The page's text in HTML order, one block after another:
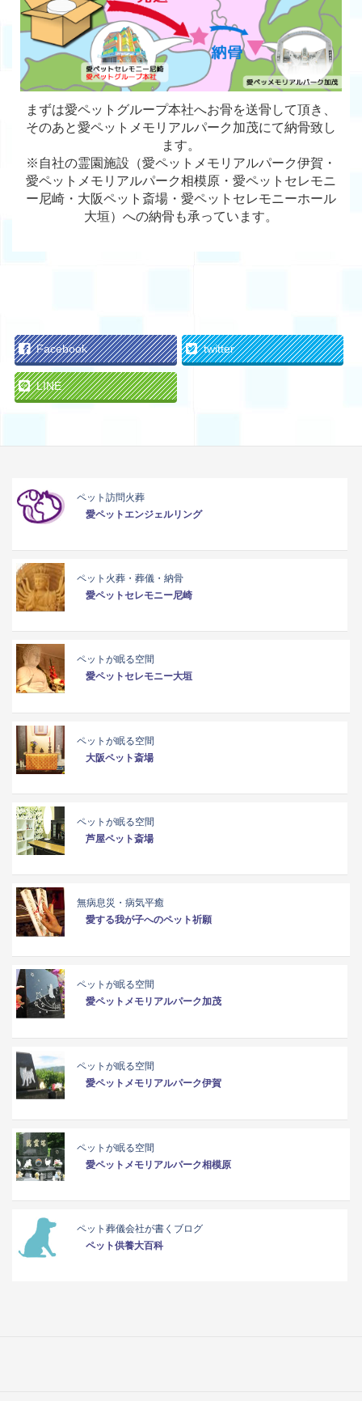
まずは愛ペットグループ本社へお骨を送骨して頂き、
そのあと愛ペットメモリアルパーク加茂にて納骨致し
ます。
※自社の霊園施設（愛ペットメモリアルパーク伊賀・
愛ペットメモリアルパーク相模原・愛ペットセレモニ
ー尼崎・大阪ペット斎場・愛ペットセレモニーホール
大垣）への納骨も承っています。
Facebook twitter
LINE
ペット訪問火葬
愛ペットエンジェルリング
ペット火葬・葬儀・納骨
愛ペットセレモニー尼崎
ペットが眠る空間
愛ペットセレモニー大垣
ペットが眠る空間
大阪ペット斎場
ペットが眠る空間
芦屋ペット斎場
無病息災・病気平癒
愛する我が子へのペット祈願
ペットが眠る空間
愛ペットメモリアルパーク加茂
ペットが眠る空間
愛ペットメモリアルパーク伊賀
ペットが眠る空間
愛ペットメモリアルパーク相模原
ペット葬儀会社が書くブログ
ペット供養大百科